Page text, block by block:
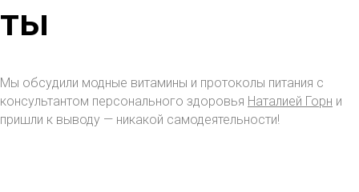
ты
Мы обсудили модные витамины и протоколы питания с
консультантом персонального здоровья Наталией Горн и
пришли к выводу — никакой самодеятельности!